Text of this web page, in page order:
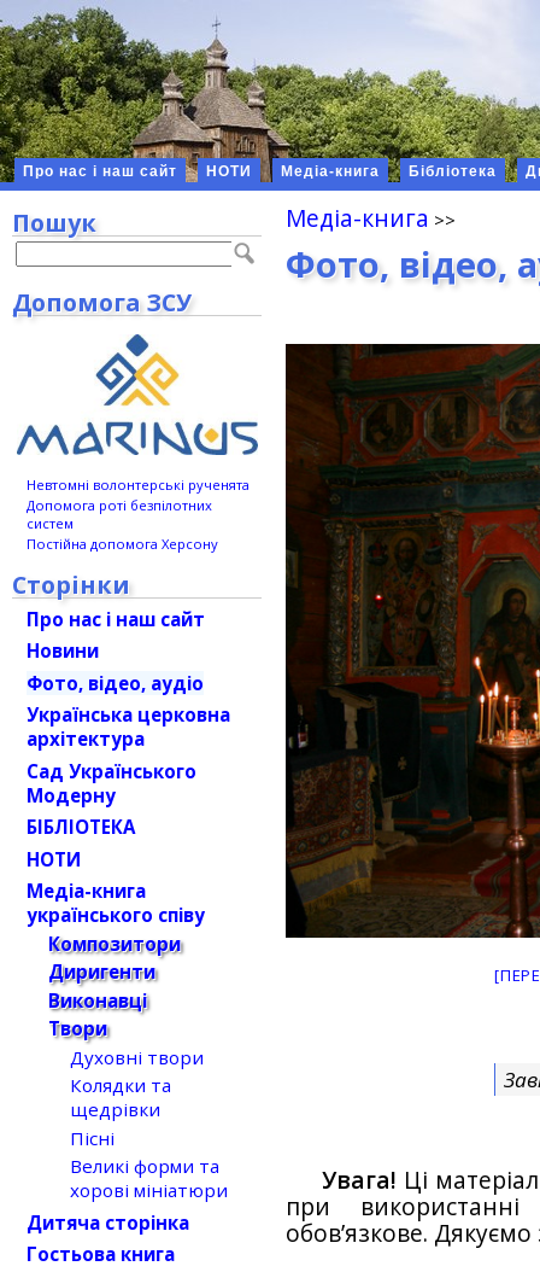
Про нас і наш сайт НОТИ Медіа-книга Бібліотека
Медіа-книга
Фото, відео,
Увага! Ці
при
обов’язкове.
Пошук
Допомога ЗСУ
Невтомні волонтерські рученята
Допомога роті безпілотних
систем
Постійна допомога Херсону
Сторінки
Про нас і наш сайт
Новини
Фото, відео, аудіо
Українська церковна
архітектура
Сад Українського
Модерну
БІБЛІОТЕКА
НОТИ
Медіа-книга
українського співу
Композитори
Диригенти
Виконавці
Твори
Духовні твори
Колядки та
щедрівки
Пісні
Великі форми та
хорові мініатюри
Дитяча сторінка
Гостьова книга